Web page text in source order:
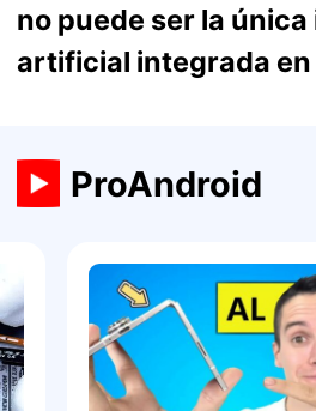
no puede ser la
artificial integrada en
ProAndroid